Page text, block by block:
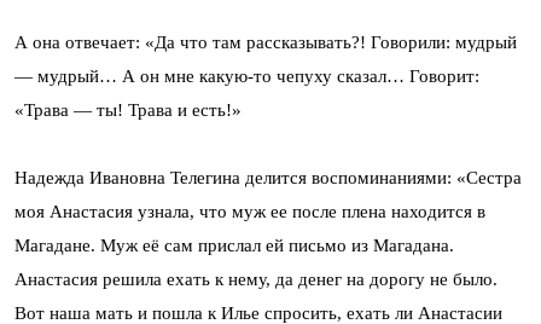
А она отвечает: «Да что там рассказывать?! Говорили: мудрый
— мудрый… А он мне какую-то чепуху сказал… Говорит:
«Трава — ты! Трава и есть!»
Надежда Ивановна Телегина делится воспоминаниями: «Сестра
моя Анастасия узнала, что муж ее после плена находится в
Магадане. Муж её сам прислал ей письмо из Магадана.
Анастасия решила ехать к нему, да денег на дорогу не было.
Вот наша мать и пошла к Илье спросить, ехать ли Анастасии